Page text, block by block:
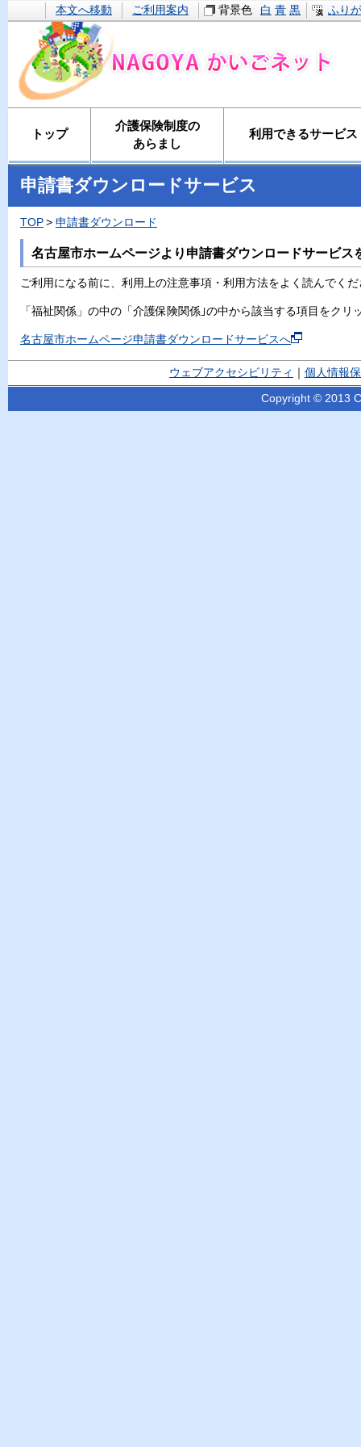
本文へ移動 ご利用案内 背景色 白 青 黒 ふり
トップ
介護保険制度の
あらまし
利用できるサービス
申請書ダウンロードサービス
TOP 申請書ダウンロード
名古屋市ホームページより申請書ダウンロードサービス
ご利用になる前に、利用上の注意事項・利用方法をよく読んでく
「福祉関係」の中の「介護保険関係｣の中から該当する項目をクリ
名古屋市ホームページ申請書ダウンロードサービスへ
ウェブアクセシビリティ 個人情報
Copyright © 2013